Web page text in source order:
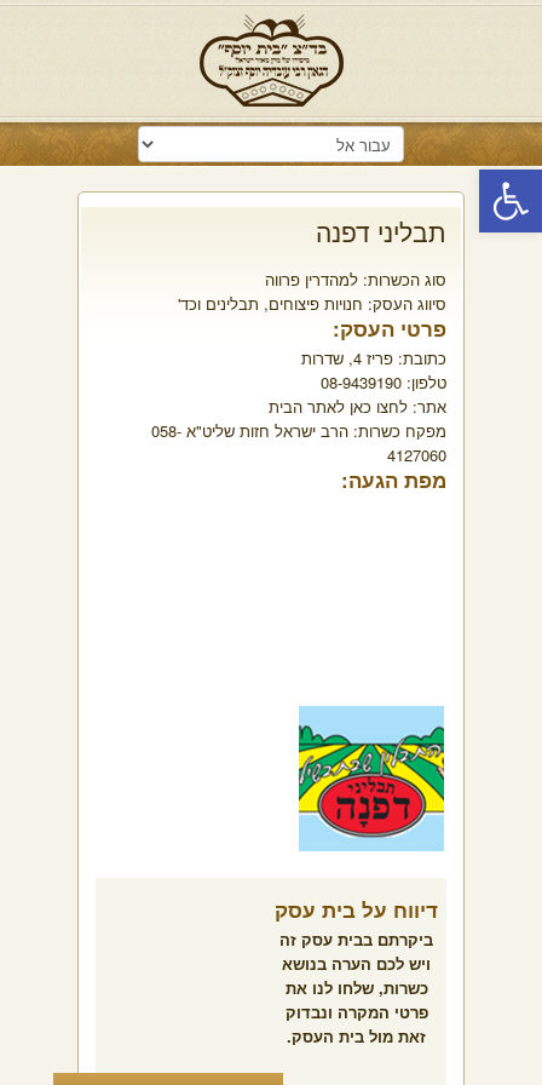
פתח סרגל נגישות
תבליני דפנה
סוג הכשרות: למהדרין פרווה
סיווג העסק: חנויות פיצוחים, תבלינים וכד'
פרטי העסק:
כתובת: פריז 4, שדרות
טלפון: 08-9439190
אתר: לחצו כאן לאתר הבית
מפקח כשרות:
הרב ישראל חזות שליט"א 058-
4127060
מפת הגעה:
דיווח על בית עסק
ביקרתם בבית עסק זה
ויש לכם הערה בנושא
כשרות, שלחו לנו את
פרטי המקרה ונבדוק
זאת מול בית העסק.